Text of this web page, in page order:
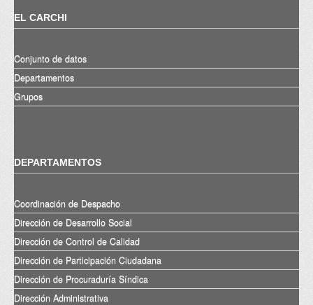
EL CARCHI
Conjunto de datos
Departamentos
Grupos
DEPARTAMENTOS
Coordinación de Despacho
Dirección de Desarrollo Social
Dirección de Control de Calidad
Dirección de Participación Ciudadana
Dirección de Procuraduría Síndica
Dirección Administrativa